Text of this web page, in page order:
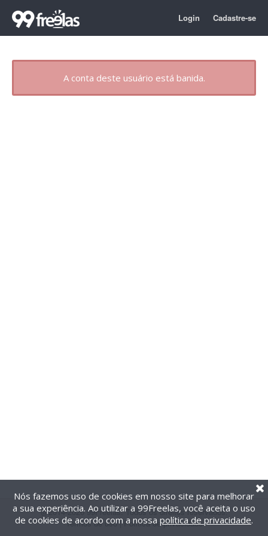
Login Cadastre-se
A conta deste usuário está banida.
@2014-2026 99Freelas. Todos os direitos reservados.
Termos de uso| Política de privacidade
Nós fazemos uso de cookies em nosso site para melhorar
a sua experiência. Ao utilizar a 99Freelas, você aceita o uso
de cookies de acordo com a nossa política de privacidade.